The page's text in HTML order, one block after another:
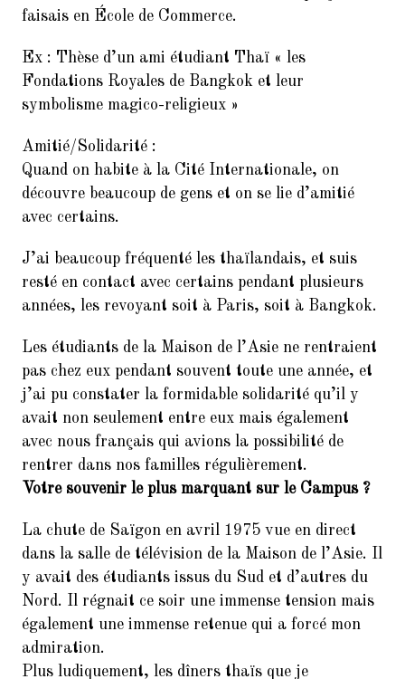
faisais en École de Commerce.
Ex : Thèse d’un ami étudiant Thaï « les
Fondations Royales de Bangkok et leur
symbolisme magico-religieux »
Amitié/Solidarité :
Quand on habite à la Cité Internationale, on
découvre beaucoup de gens et on se lie d’amitié
avec certains.
J’ai beaucoup fréquenté les thaïlandais, et suis
resté en contact avec certains pendant plusieurs
années, les revoyant soit à Paris, soit à Bangkok.
Les étudiants de la Maison de l’Asie ne rentraient
pas chez eux pendant souvent toute une année, et
j’ai pu constater la formidable solidarité qu’il y
avait non seulement entre eux mais également
avec nous français qui avions la possibilité de
rentrer dans nos familles régulièrement.
Votre souvenir le plus marquant sur le Campus ?
La chute de Saïgon en avril 1975 vue en direct
dans la salle de télévision de la Maison de l’Asie. Il
y avait des étudiants issus du Sud et d’autres du
Nord. Il régnait ce soir une immense tension mais
également une immense retenue qui a forcé mon
admiration.
Plus ludiquement, les dîners thaïs que je